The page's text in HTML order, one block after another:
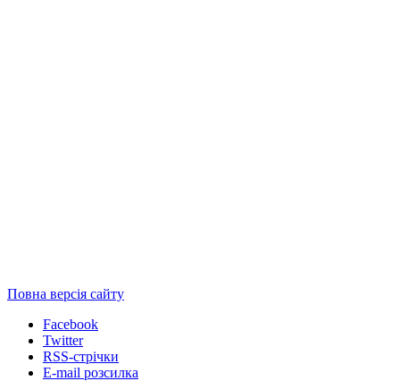
Повна версія сайту
Facebook
Twitter
RSS-стрічки
E-mail розсилка